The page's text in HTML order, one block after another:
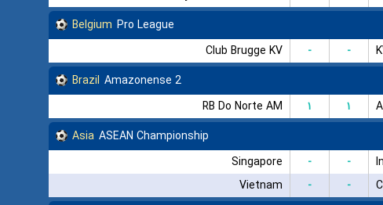
Belgium Pro League
Club Brugge KV
- -
Brazil Amazonense 2
RB Do Norte AM
۱ ۱
Asia ASEAN Championship
Singapore
- -
Vietnam
- -